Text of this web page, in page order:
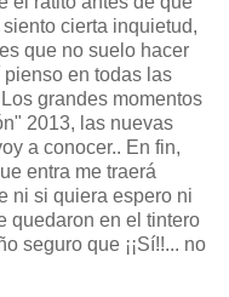
cierta inquietud,
que no suelo hacer
en todas las
grandes momentos
2013, las nuevas
a conocer.. En fin,
entra me traerá
ni si quiera espero ni
quedaron en el tintero
seguro que ¡¡Sí!!... no